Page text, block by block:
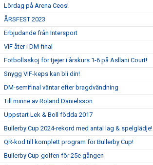
Lördag på Arena Ceos!
ÅRSFEST 2023
Erbjudande från Intersport
VIF åter i DM-final
Fotbollsskoj för tjejer i årskurs 1-6 på Asllani Court!
Snygg VIF-keps kan bli din!
DM-semifinal väntar efter bragdvändning
Till minne av Roland Danielsson
Uppstart Lek & Boll födda 2017
Bullerby Cup 2024-rekord med antal lag & spelglädje!
QR-kod till komplett program för Bullerby Cup!
Bullerby Cup-golfen för 25e gången